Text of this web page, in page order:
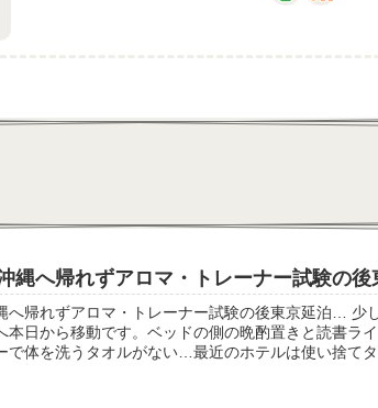
縄へ帰れずアロマ・トレーナー試験の
へ帰れずアロマ・トレーナー試験の後東京延泊… 少
本日から移動です。ベッドの側の晩酌置きと読書ラ
で体を洗うタオルがない…最近のホテルは使い捨て